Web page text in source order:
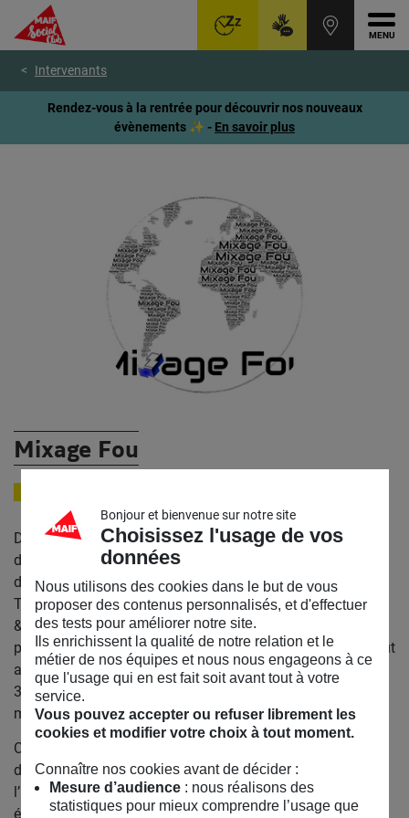
contenu
page
Intervenants
Rendez-vous à la rentrée pour découvrir nos nouveaux
évènements ✨ - En savoir plus
Mixage Fou
Depuis la création duMixage Fou en 2009, nous
développons une approche de l’écoute qui s’ouvre au delà
de la musique.
Thierry DILGER (artiste / designer sonore et d’interactivité)
& Françoise ANGER( artiste plasticienne et
psychomotricienne) conçoivent et réalisent des ateliers tout
au long de l’année à destination des tout-petits (à partir de
3
mois) et des plus grands.
Ces actions représentent un travail de recherche et de
développement d’une pédagogie de l’écoute qui valorise
l’interaction, la création, la richesse ainsi que le pouvoir
évocateur et immersif du monde sonore.
Bonjour et bienvenue sur notre site
Choisissez l'usage de vos
données
Nous utilisons des cookies dans le but de vous
proposer des contenus personnalisés, et d'effectuer
des tests pour améliorer notre site.
Ils enrichissent la qualité de notre relation et le
métier de nos équipes et nous nous engageons à ce
que l'usage qui en est fait soit avant tout à votre
service.
Vous pouvez accepter ou refuser librement les
cookies et modifier votre choix à tout moment.
Connaître nos cookies avant de décider :
Mesure d’audience: nous réalisons des
statistiques pour mieux comprendre l’usage que